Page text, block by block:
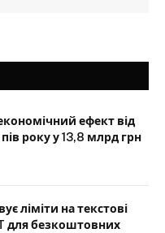
ефект від
пів року у 13,8 млрд грн
ліміти на текстові
для безкоштовних